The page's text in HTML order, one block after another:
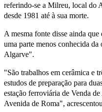
referindo-se a Milreu, local do
desde 1981 até à sua morte.
A mesma fonte disse ainda
uma parte menos conhecida
Algarve".
"São trabalhos em cerâmica e
estudos de preparação para
estação ferroviária de Venda
Avenida de Roma",